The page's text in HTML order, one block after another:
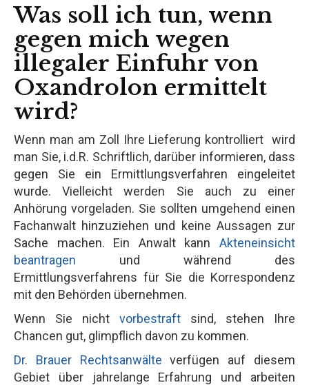
Was soll ich tun, wenn
gegen mich wegen
illegaler Einfuhr von
Oxandrolon ermittelt
wird?
Wenn man am Zoll Ihre Lieferung kontrolliert wird
man Sie, i.d.R. Schriftlich, darüber informieren, dass
gegen Sie ein Ermittlungsverfahren eingeleitet
wurde. Vielleicht werden Sie auch zu einer
Anhörung vorgeladen. Sie sollten umgehend einen
Fachanwalt hinzuziehen und keine Aussagen zur
Sache machen. Ein Anwalt kann Akteneinsicht
beantragen und während des
Ermittlungsverfahrens für Sie die Korrespondenz
mit den Behörden übernehmen.
Wenn Sie nicht vorbestraft sind, stehen Ihre
Chancen gut, glimpflich davon zu kommen.
Dr. Brauer Rechtsanwälte verfügen auf diesem
Gebiet über jahrelange Erfahrung und arbeiten